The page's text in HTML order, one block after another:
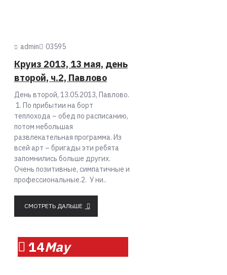
admin 03595
Круиз 2013, 13 мая, день
второй, ч.2, Павлово
День второй, 13.05.2013, Павлово.
1. По прибытии на борт
теплохода – обед по расписанию,
потом небольшая
развлекательная программа. Из
всей арт – бригады эти ребята
запомнились больше других.
Очень позитивные, симпатичные и
профессиональные.2. У ни..
СМОТРЕТЬ ДАЛЬШЕ
14May